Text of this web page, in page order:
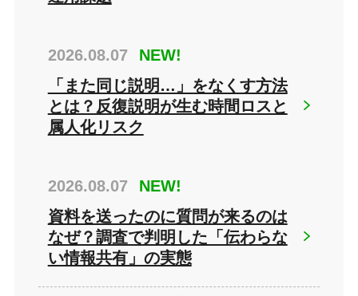
2026.08.07
NEW!
「また同じ説明…」をなくす方法
とは？反復説明が生む時間ロスと
属人化リスク
2026.08.07
NEW!
資料を送ったのに質問が来るのは
なぜ？調査で判明した「伝わらな
い情報共有」の実態